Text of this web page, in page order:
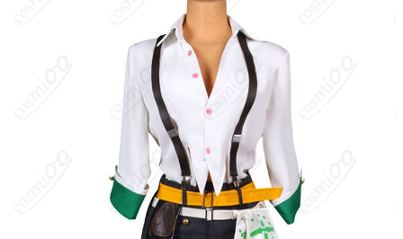
コスプレイベント、写真撮影、舞台、公
演、ハロウィン、アニメコン、パーティー
ハンガーに吊るす、収納ケースに入れる、
衣装袋に保管
新品未使用
洗濯方法
手洗い推奨、漂白不可
『GUILTY GEAR -STRIVE-』に登場する女性要人警護官。特殊作戦
部隊に所属し、霊獣の狼「レイ（Rei）」を憑依させる能力で戦
う。正義感が強く、面倒見の良い庶民派な性格。接近戦での連続